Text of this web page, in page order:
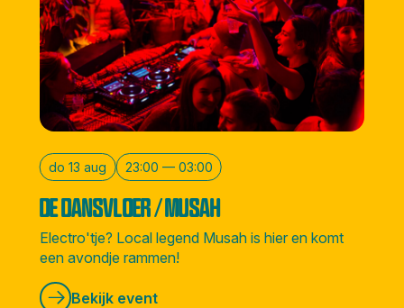
do 13 aug 23:00 — 03:00
DE DANSVLOER / MUSAH
Electro'tje? Local legend Musah is hier en komt
een avondje rammen!
Bekijk event